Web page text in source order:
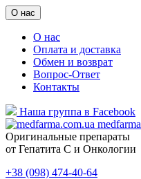
О нас
О нас
Оплата и доставка
Обмен и возврат
Вопрос-Ответ
Контакты
Наша группа в Facebook
medfarma
Оригинальные препараты
от Гепатита С и Онкологии
+38 (098) 474-40-64